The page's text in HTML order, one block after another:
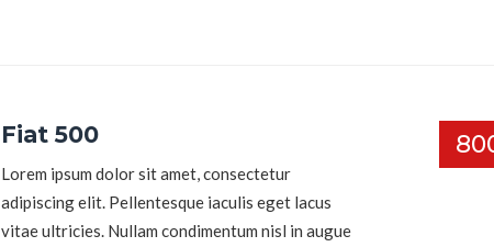
Fiat 500
Lorem ipsum dolor sit amet, consectetur
adipiscing elit. Pellentesque iaculis eget lacus
vitae ultricies. Nullam condimentum nisl in augue